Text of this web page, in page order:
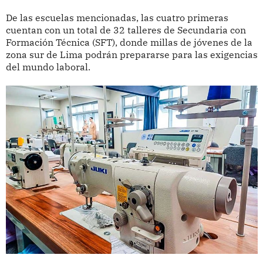
De las escuelas mencionadas, las cuatro primeras
cuentan con un total de 32 talleres de Secundaria con
Formación Técnica (SFT), donde millas de jóvenes de la
zona sur de Lima podrán prepararse para las exigencias
del mundo laboral.